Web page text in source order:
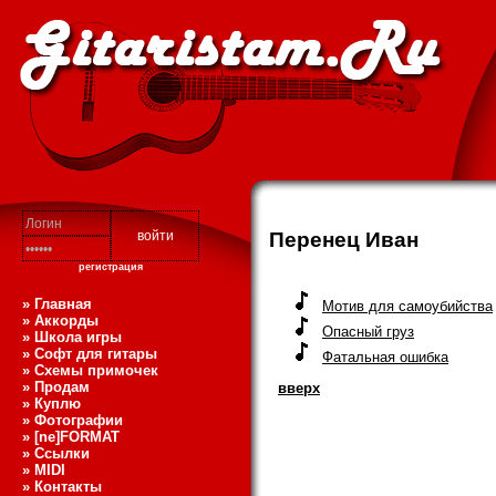
регистрация
Перенец Иван
» Главная
» Аккорды
» Школа игры
» Софт для гитары
» Схемы примочек
» Продам
» Куплю
» Фотографии
» [ne]FORMAT
» Ссылки
» MIDI
» Контакты
Мотив для самоубийства
Опасный груз
Фатальная ошибка
вверх